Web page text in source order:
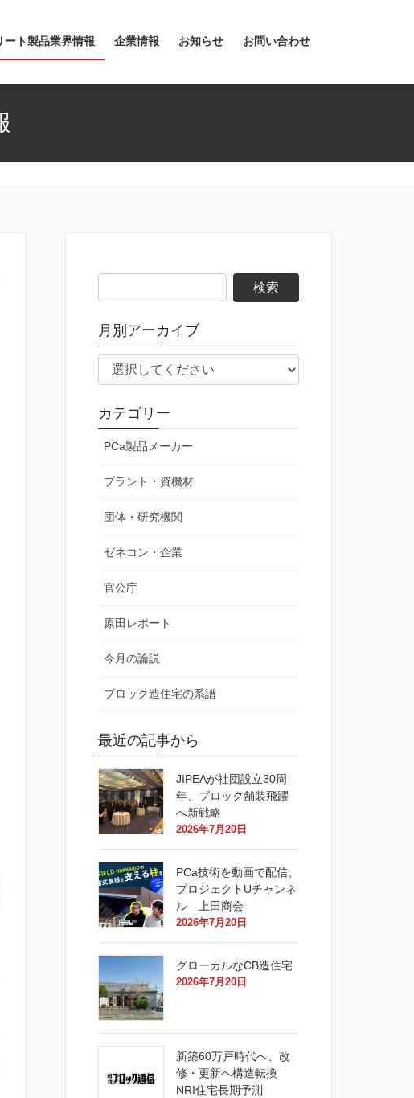
ート製品業界情報 企業情報 お知らせ お問い合わせ
索:
月別アーカイブ
カテゴリー
PCa製品メーカー
プラント・資機材
団体・研究機関
ゼネコン・企業
官公庁
原田レポート
今月の論説
ブロック造住宅の系譜
最近の記事から
JIPEAが社団設立30周
年、ブロック舗装飛躍
へ新戦略
2026年7月20日
PCa技術を動画で配信、
プロジェクトUチャンネ
ル 上田商会
2026年7月20日
グローカルなCB造住宅
2026年7月20日
新築60万戸時代へ、改
修・更新へ構造転換
NRI住宅長期予測